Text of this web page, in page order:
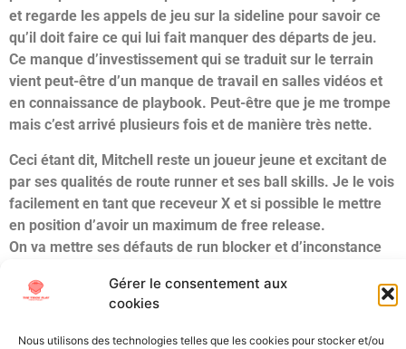
Gérer le consentement aux
cookies
Nous utilisons des technologies telles que les cookies pour stocker et/ou
et regarde les appels de jeu sur la sideline pour savoir ce
qu’il doit faire ce qui lui fait manquer des départs de jeu.
Ce manque d’investissement qui se traduit sur le terrain
vient peut-être d’un manque de travail en salles vidéos et
en connaissance de playbook. Peut-être que je me trompe
mais c’est arrivé plusieurs fois et de manière très nette.
Ceci étant dit, Mitchell reste un joueur jeune et excitant de
par ses qualités de route runner et ses ball skills. Je le vois
facilement en tant que receveur X et si possible le mettre
en position d’avoir un maximum de free release.
On va mettre ses défauts de run blocker et d’inconstance
mieux mais j’ai du mal à voir un haut plafond chez lui.
J’évalue Adonai Mitchell comme un talent du 2ème jour.